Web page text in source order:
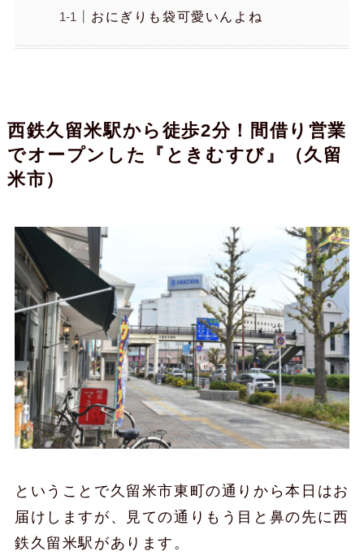
おにぎりも袋可愛いんよね
西鉄久留米駅から徒歩2分！間借り営業
でオープンした『ときむすび』（久留
米市）
ということで久留米市東町の通りから本日はお
届けしますが、見ての通りもう目と鼻の先に西
鉄久留米駅があります。